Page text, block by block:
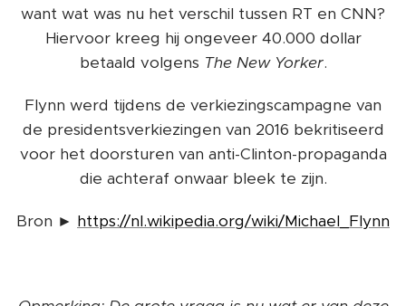
want wat was nu het verschil tussen RT en CNN?
Hiervoor kreeg hij ongeveer 40.000 dollar
betaald volgens The New Yorker.
Flynn werd tijdens de verkiezingscampagne van
de presidentsverkiezingen van 2016 bekritiseerd
voor het doorsturen van anti-Clinton-propaganda
die achteraf onwaar bleek te zijn.
Bron ► https://nl.wikipedia.org/wiki/Michael_Flynn